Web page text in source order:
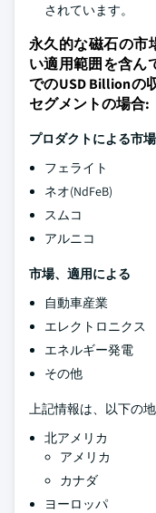
されています。
永久的な磁石の市
い適用範囲を含ん
でのUSD Billionの
セグメントの場合:
プロダクトによる市場
フェライト
ネオ(NdFeB)
スムコ
アルニコ
市場、適用による
自動車産業
エレクトロニクス
エネルギー発電
その他
上記情報は、以下の
北アメリカ
アメリカ
カナダ
ヨーロッパ